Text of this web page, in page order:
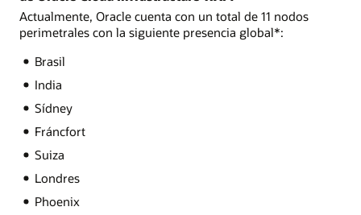
Actualmente, Oracle cuenta con un total de 11 nodos
perimetrales con la siguiente presencia global*:
Brasil
India
Sídney
Fráncfort
Suiza
Londres
Phoenix